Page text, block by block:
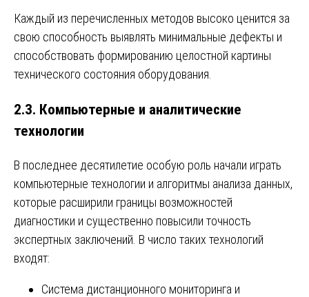
Каждый из перечисленных методов высоко ценится за
свою способность выявлять минимальные дефекты и
способствовать формированию целостной картины
технического состояния оборудования.
2.3. Компьютерные и аналитические
технологии
В последнее десятилетие особую роль начали играть
компьютерные технологии и алгоритмы анализа данных,
которые расширили границы возможностей
диагностики и существенно повысили точность
экспертных заключений. В число таких технологий
входят:
Система дистанционного мониторинга и